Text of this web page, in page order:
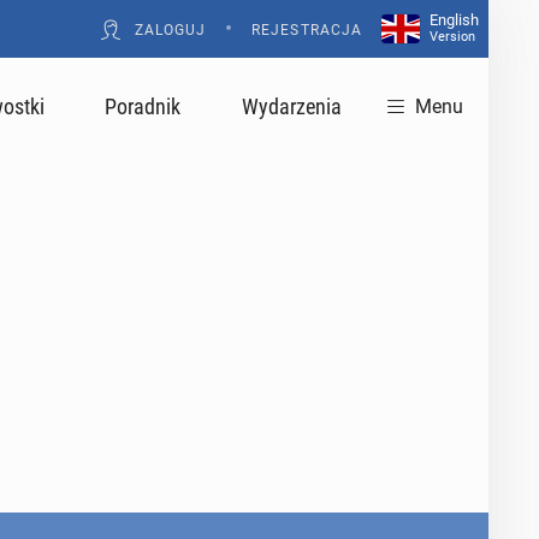
ZALOGUJ • REJESTRACJA
English
Version
Poradnik Wydarzenia Menu